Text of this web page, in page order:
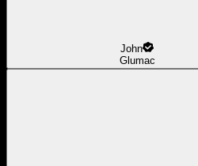
John
Glumac